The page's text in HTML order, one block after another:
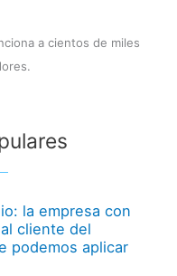
a cientos de miles
la empresa con
cliente del
podemos aplicar